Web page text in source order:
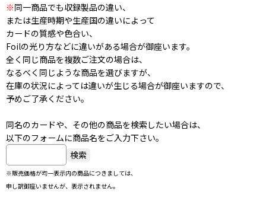
※同一商品でも収録製品の違い、
または生産時期や生産国の違いによって
カードの質感や色合い、
Foilの光り方などに違いがある場合が御座います。
全く同じ商品を複数ご注文の場合は、
なるべく同じような商品を選びますが、
在庫の状況によっては違いが生じる場合が御座いますので、
予めご了承ください。
同名のカードや、その他の商品を検索したい場合は、
以下のフォームに商品名をご入力下さい。
※販売価格が均一表示内の商品につきましては、
申し訳御座いませんが、表示されません。